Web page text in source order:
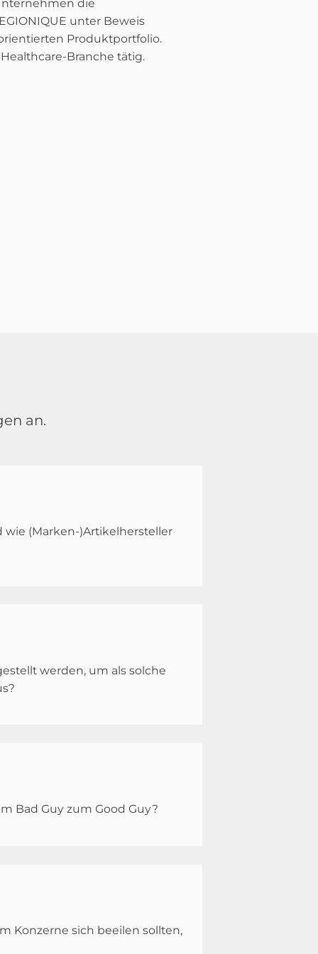
die
unter Beweis
Produktportfolio.
Branche tätig.
an.
(Marken-)Artikelhersteller
werden, um als solche
Bad Guy zum Good Guy?
Konzerne sich beeilen sollten,